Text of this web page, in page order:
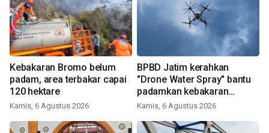
Kebakaran Bromo belum
padam, area terbakar capai
120 hektare
Kamis, 6 Agustus 2026
BPBD Jatim kerahkan
"Drone Water Spray" bantu
padamkan kebakaran
Bromo
Kamis, 6 Agustus 2026